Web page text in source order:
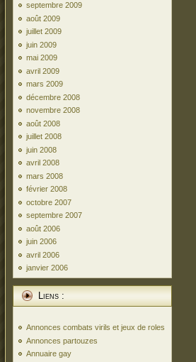
septembre 2009
août 2009
juillet 2009
juin 2009
mai 2009
avril 2009
mars 2009
décembre 2008
novembre 2008
août 2008
juillet 2008
juin 2008
avril 2008
mars 2008
février 2008
octobre 2007
septembre 2007
août 2006
juin 2006
avril 2006
janvier 2006
Liens :
Annonces combats virils et jeux de roles
Annonces partouzes
Annuaire gay